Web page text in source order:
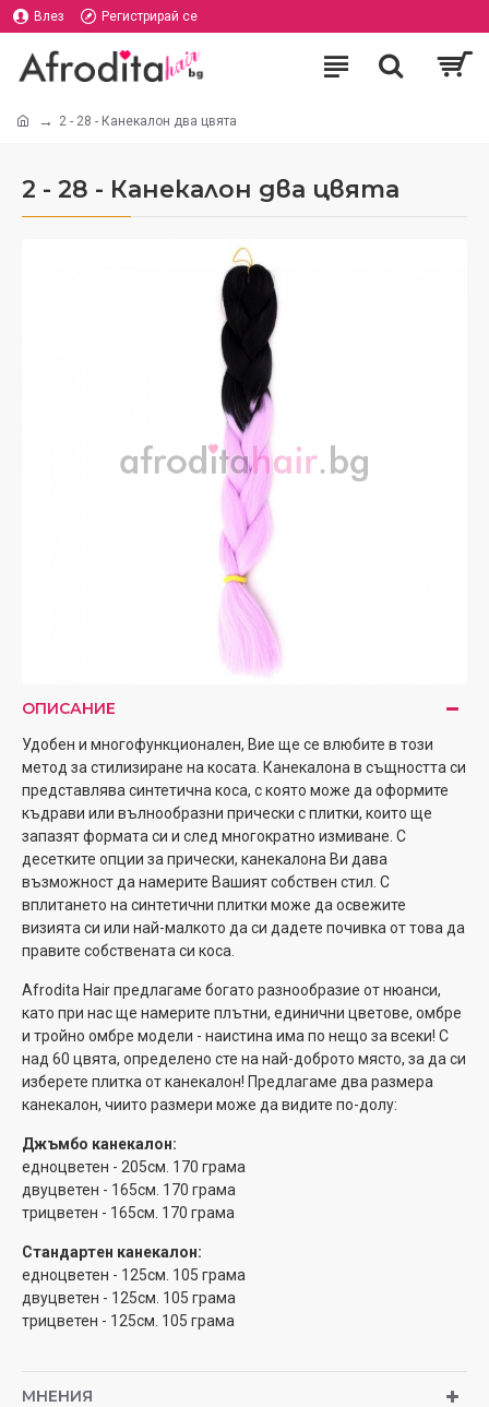
Влез Регистрирай се
2 - 28 - Канекалон два цвята
2 - 28 - Канекалон два цвята
ОПИСАНИЕ
Удобен и многофункционален, Вие ще се влюбите в този
метод за стилизиране на косата. Канекалона в същността си
представлява синтетична коса, с която може да оформите
къдрави или вълнообразни прически с плитки, които ще
запазят формата си и след многократно измиване. С
десетките опции за прически, канекалона Ви дава
възможност да намерите Вашият собствен стил. С
вплитането на синтетични плитки може да освежите
визията си или най-малкото да си дадете почивка от това да
правите собствената си коса.
Afrodita Hair предлагаме богато разнообразие от нюанси,
като при нас ще намерите плътни, единични цветове, омбре
и тройно омбре модели - наистина има по нещо за всеки! С
над 60 цвята, определено сте на най-доброто място, за да си
изберете плитка от канекалон! Предлагаме два размера
канекалон, чиито размери може да видите по-долу:
Джъмбо канекалон:
едноцветен - 205см. 170 грама
двуцветен - 165см. 170 грама
трицветен - 165см. 170 грама
Стандартен канекалон:
едноцветен - 125см. 105 грама
двуцветен - 125см. 105 грама
трицветен - 125см. 105 грама
МНЕНИЯ